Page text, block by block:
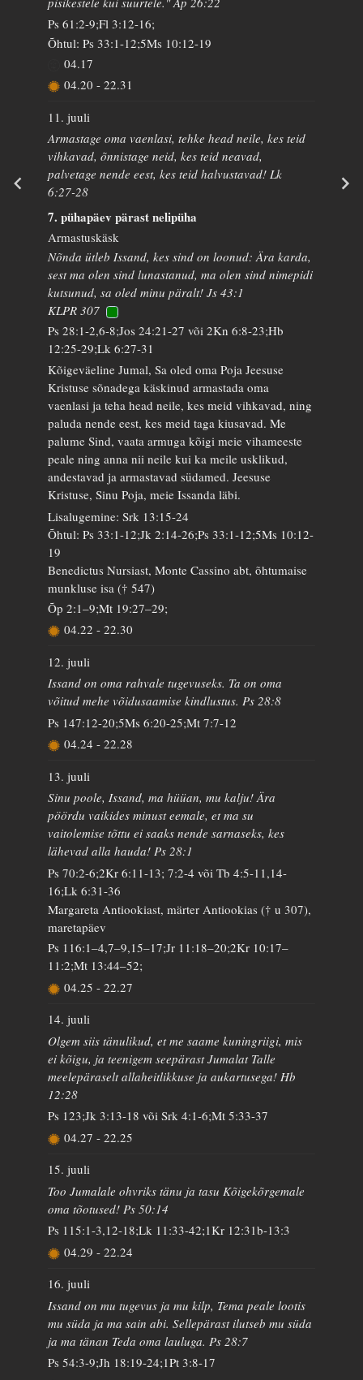
Ps 61:2-9;Fl 3:12-16;
Õhtul: Ps 33:1-12;5Ms 10:12-19
04.17
04.20 - 22.31
11. juuli
Armastage oma vaenlasi, tehke head neile, kes teid
vihkavad, õnnistage neid, kes teid neavad,
palvetage nende eest, kes teid halvustavad! Lk
6:27-28
7. pühapäev pärast nelipüha
Armastuskäsk
Nõnda ütleb Issand, kes sind on loonud: Ära karda,
sest ma olen sind lunastanud, ma olen sind nimepidi
kutsunud, sa oled minu päralt! Js 43:1
KLPR 307
Ps 28:1-2,6-8;Jos 24:21-27 või 2Kn 6:8-23;Hb
12:25-29;Lk 6:27-31
Kõigeväeline Jumal, Sa oled oma Poja Jeesuse
Kristuse sõnadega käskinud armastada oma
vaenlasi ja teha head neile, kes meid vihkavad, ning
paluda nende eest, kes meid taga kiusavad. Me
palume Sind, vaata armuga kõigi meie vihameeste
peale ning anna nii neile kui ka meile usklikud,
andestavad ja armastavad südamed. Jeesuse
Kristuse, Sinu Poja, meie Issanda läbi.
Lisalugemine: Srk 13:15-24
Õhtul: Ps 33:1-12;Jk 2:14-26;Ps 33:1-12;5Ms 10:12-
19
Benedictus Nursiast, Monte Cassino abt, õhtumaise
munkluse isa († 547)
Õp 2:1–9;Mt 19:27–29;
04.22 - 22.30
12. juuli
Issand on oma rahvale tugevuseks. Ta on oma
võitud mehe võidusaamise kindlustus. Ps 28:8
Ps 147:12-20;5Ms 6:20-25;Mt 7:7-12
04.24 - 22.28
13. juuli
Sinu poole, Issand, ma hüüan, mu kalju! Ära
pöördu vaikides minust eemale, et ma su
vaitolemise tõttu ei saaks nende sarnaseks, kes
lähevad alla hauda! Ps 28:1
Ps 70:2-6;2Kr 6:11-13; 7:2-4 või Tb 4:5-11,14-
16;Lk 6:31-36
Margareta Antiookiast, märter Antiookias († u 307),
maretapäev
Ps 116:1–4,7–9,15–17;Jr 11:18–20;2Kr 10:17–
11:2;Mt 13:44–52;
04.25 - 22.27
14. juuli
Olgem siis tänulikud, et me saame kuningriigi, mis
ei kõigu, ja teenigem seepärast Jumalat Talle
meelepäraselt allaheitlikkuse ja aukartusega! Hb
12:28
Ps 123;Jk 3:13-18 või Srk 4:1-6;Mt 5:33-37
04.27 - 22.25
15. juuli
Too Jumalale ohvriks tänu ja tasu Kõigekõrgemale
oma tõotused! Ps 50:14
Ps 115:1-3,12-18;Lk 11:33-42;1Kr 12:31b-13:3
04.29 - 22.24
16. juuli
Issand on mu tugevus ja mu kilp, Tema peale lootis
mu süda ja ma sain abi. Sellepärast ilutseb mu süda
ja ma tänan Teda oma lauluga. Ps 28:7
Ps 54:3-9;Jh 18:19-24;1Pt 3:8-17